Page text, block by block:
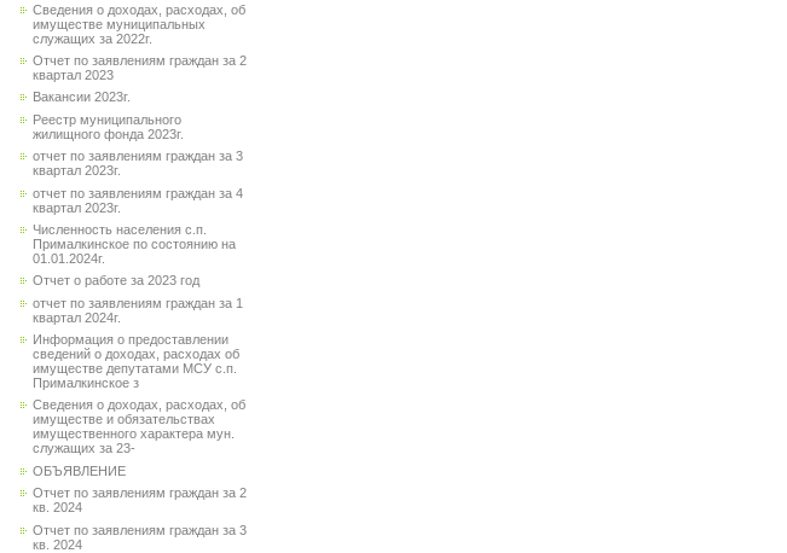
Сведения о доходах, расходах, об
имуществе муниципальных
служащих за 2022г.
Отчет по заявлениям граждан за 2
квартал 2023
Вакансии 2023г.
Реестр муниципального
жилищного фонда 2023г.
отчет по заявлениям граждан за 3
квартал 2023г.
отчет по заявлениям граждан за 4
квартал 2023г.
Численность населения с.п.
Прималкинское по состоянию на
01.01.2024г.
Отчет о работе за 2023 год
отчет по заявлениям граждан за 1
квартал 2024г.
Информация о предоставлении
сведений о доходах, расходах об
имуществе депутатами МСУ с.п.
Прималкинское з
Сведения о доходах, расходах, об
имуществе и обязательствах
имущественного характера мун.
служащих за 23-
ОБЪЯВЛЕНИЕ
Отчет по заявлениям граждан за 2
кв. 2024
Отчет по заявлениям граждан за 3
кв. 2024